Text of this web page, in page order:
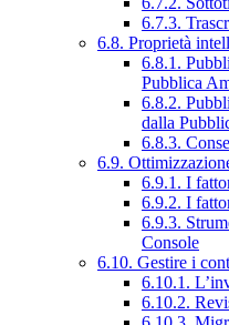
6.7.3.
6.8. Proprietà
6.8.1.
Pubblica
6.8.2.
dalla
6.8.3.
6.9.
6.9.1. I
6.9.2. I
6.9.3.
Console
6.10. Gestire i
6.10.1.
6.10.2.